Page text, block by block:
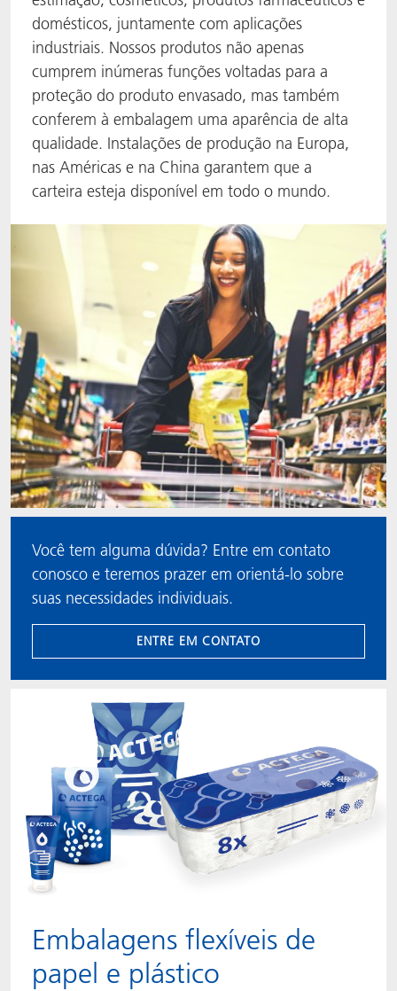
domésticos, juntamente com aplicações
industriais. Nossos produtos não apenas
cumprem inúmeras funções voltadas para a
proteção do produto envasado, mas também
conferem à embalagem uma aparência de alta
qualidade. Instalações de produção na Europa,
nas Américas e na China garantem que a
carteira esteja disponível em todo o mundo.
Você tem alguma dúvida? Entre em contato
conosco e teremos prazer em orientá-lo sobre
suas necessidades individuais.
ENTRE EM CONTATO
Embalagens flexíveis de
papel e plástico
ACTNext
BlisterKote
FoodClass
FoodSafe
PakSafe
WESSCO
Let's ACT
FAQ
ACTEGA Rhenacoat
ACTEGA Schmid Rhyner